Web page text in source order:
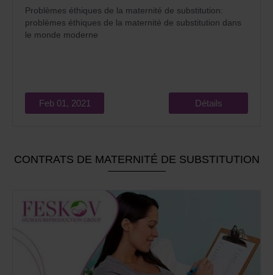
Problèmes éthiques de la maternité de substitution:
problèmes éthiques de la maternité de substitution dans
le monde moderne
Feb 01, 2021 Détails
CONTRATS DE MATERNITÉ DE SUBSTITUTION